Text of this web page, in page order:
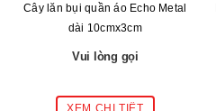
Cây lăn bụi quần áo Echo Metal
dài 10cmx3cm
Vui lòng gọi